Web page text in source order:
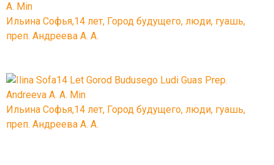
Ильина Софья,14 лет, Город будущего, люди, гуашь,
преп. Андреева А. А.
Ильина Софья,14 лет, Город будущего, люди, гуашь,
преп. Андреева А. А.